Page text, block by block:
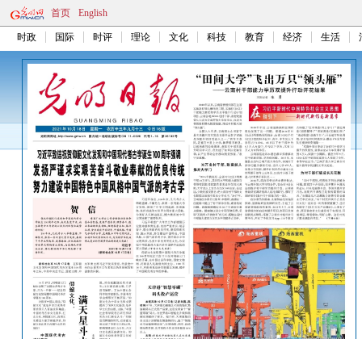
首页 English
时政 国际 时评 理论 文化 科技 教育 经济 生活